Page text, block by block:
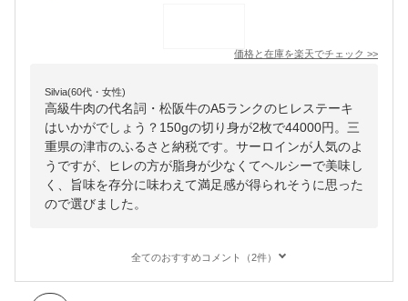
価格と在庫を楽天でチェック >>
Silvia(60代・女性)
高級牛肉の代名詞・松阪牛のA5ランクのヒレステーキ
はいかがでしょう？150gの切り身が2枚で44000円。三
重県の津市のふるさと納税です。サーロインが人気のよ
うですが、ヒレの方が脂身が少なくてヘルシーで美味し
く、旨味を存分に味わえて満足感が得られそうに思った
ので選びました。
全てのおすすめコメント（2件）